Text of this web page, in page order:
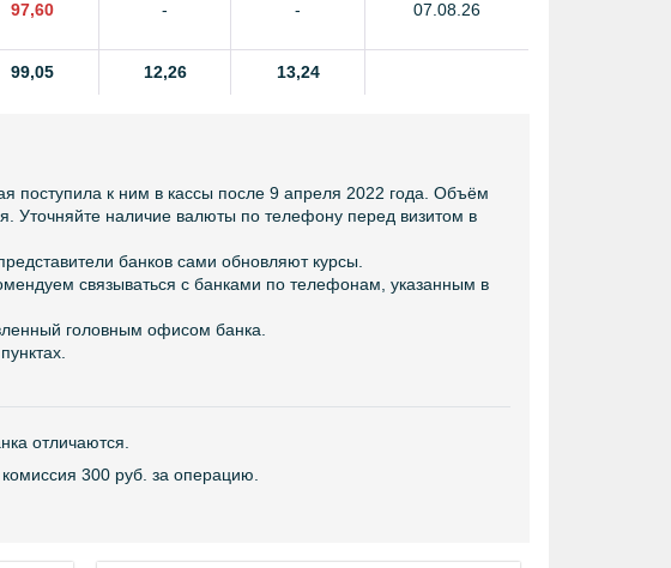
97,60 - - 07.08.26
99,05 12,26 13,24
поступила к ним в кассы после 9 апреля 2022 года. Объём
Уточняйте наличие валюты по телефону перед визитом в
банков сами обновляют курсы.
связываться с банками по телефонам, указанным в
головным офисом банка.
отличаются.
300 руб. за операцию.